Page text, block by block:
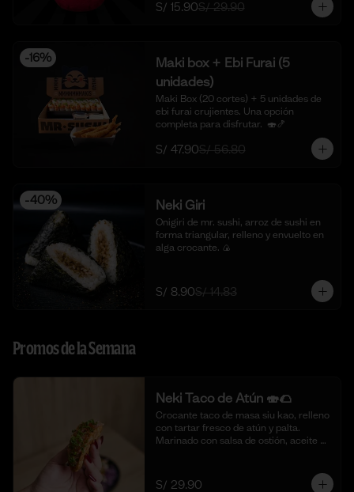
S/ 15.90S/ 29.90
-16%
Maki box + Ebi Furai (5
unidades)
Maki Box (20 cortes) + 5 unidades de
ebi furai crujientes. Una opción
completa para disfrutar.  🍣🍤
S/ 47.90S/ 56.80
-40% Neki Giri
Onigiri de mr. sushi, arroz de sushi en
forma triangular, relleno y envuelto en
alga crocante. 🍙
S/ 8.90S/ 14.83
Promos de la Semana
Neki Taco de Atún 🍣🌮
Crocante taco de masa siu kao, relleno
con tartar fresco de atún y palta.
Marinado con salsa de ostión, aceite de
S/ 29.90